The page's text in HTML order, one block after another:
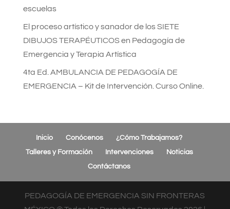
escuelas
El proceso artístico y sanador de los SIETE
DIBUJOS TERAPÉUTICOS en Pedagogía de
Emergencia y Terapia Artística
4ta Ed. AMBULANCIA DE PEDAGOGÍA DE
EMERGENCIA – Kit de Intervención. Curso Online.
Inicio Conócenos
¿Cómo Trabajamos?
Talleres y Formación
Intervenciones
Noticias
Contáctanos
PEDAGOGÍA DE EMERGENCIA SIN FRONTERAS